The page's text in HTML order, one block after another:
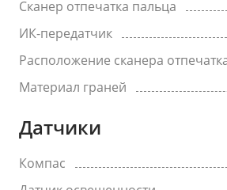
Сканер отпечатка пальца
ИК-передатчик
Расположение сканера
Материал граней
Датчики
Компас